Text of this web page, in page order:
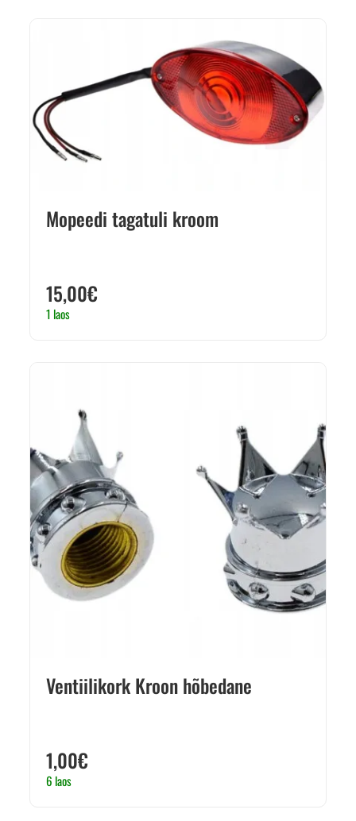
Mopeedi tagatuli kroom
15,00€
1 laos
Ventiilikork Kroon hõbedane
1,00€
6 laos